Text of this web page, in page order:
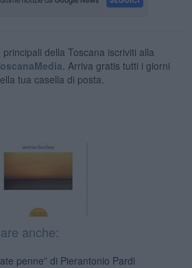
della Toscana iscriviti alla
Arriva gratis tutti i giorni
tua casella di posta.
anche:
penne” di Pierantonio Pardi